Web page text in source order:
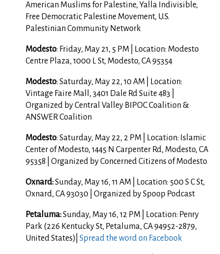
American Muslims for Palestine, Yalla Indivisible,
Free Democratic Palestine Movement, U.S.
Palestinian Community Network
Modesto: Friday, May 21, 5 PM | Location: Modesto
Centre Plaza, 1000 L St, Modesto, CA 95354
Modesto: Saturday, May 22, 10 AM | Location:
Vintage Faire Mall, 3401 Dale Rd Suite 483 |
Organized by Central Valley BIPOC Coalition &
ANSWER Coalition
Modesto: Saturday, May 22, 2 PM | Location: Islamic
Center of Modesto, 1445 N Carpenter Rd, Modesto, CA
95358 | Organized by Concerned Citizens of Modesto
Oxnard:Sunday, May 16, 11 AM | Location: 500 S C St,
Oxnard, CA 93030 | Organized by Spoop Podcast
Petaluma:Sunday, May 16, 12 PM | Location: Penry
Park (226 Kentucky St, Petaluma, CA 94952-2879,
United States)|Spread the word on Facebook